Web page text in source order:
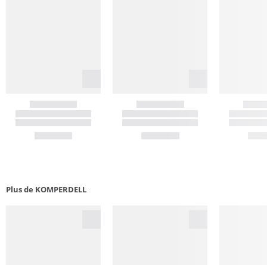
Plus de KOMPERDELL